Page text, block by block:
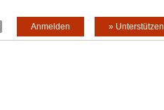
» Unterstützen
Anmelden